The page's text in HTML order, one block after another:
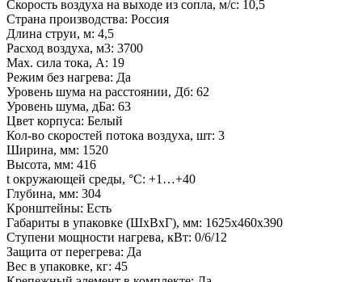
Скорость воздуха на выходе из сопла, м/с: 10,5
Страна производства: Россия
Длина струи, м: 4,5
Расход воздуха, м3: 3700
Max. сила тока, А: 19
Режим без нагрева: Да
Уровень шума на расстоянии, Дб: 62
Уровень шума, дБа: 63
Цвет корпуса: Белый
Кол-во скоростей потока воздуха, шт: 3
Ширина, мм: 1520
Высота, мм: 416
t окружающей среды, °C: +1…+40
Глубина, мм: 304
Кронштейны: Есть
Габариты в упаковке (ШxВxГ), мм: 1625х460х390
Ступени мощности нагрева, кВт: 0/6/12
Защита от перегрева: Да
Вес в упаковке, кг: 45